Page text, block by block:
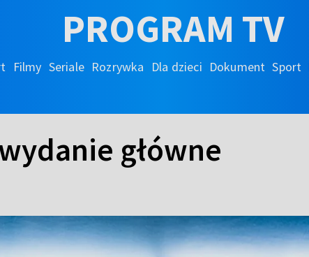
PROGRAM TV
Filmy Seriale Rozrywka Dla dzieci Dokument Sport
główne